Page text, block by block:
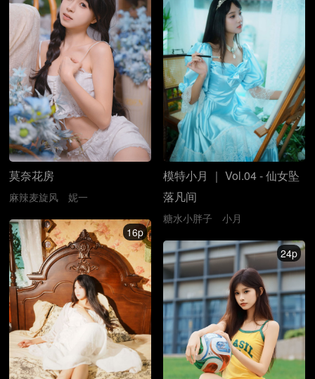
莫奈花房
麻辣麦旋风 妮一
模特小月 ｜ Vol.04 - 仙女坠
落凡间
糖水小胖子
小月
16p
24p